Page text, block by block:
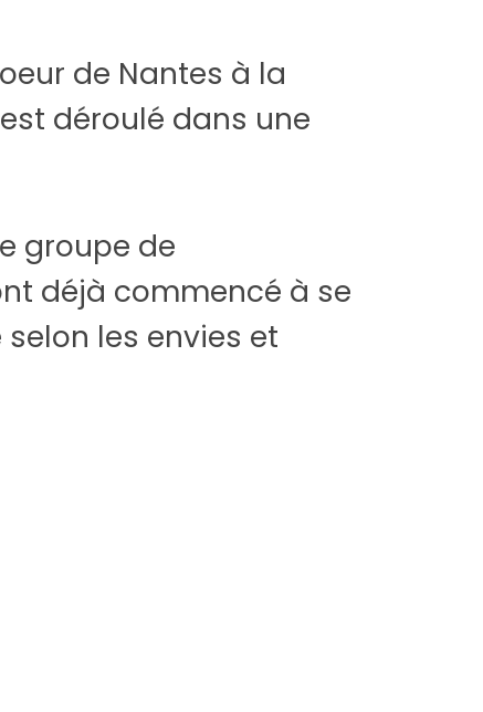
de Nantes à la
déroulé dans une
groupe de
déjà commencé à se
les envies et